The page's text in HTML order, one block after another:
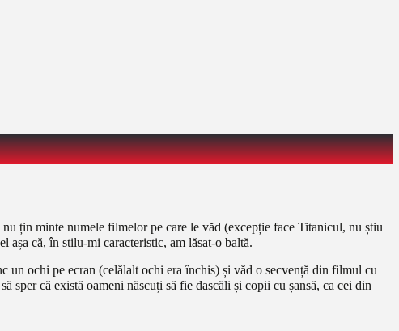
țin minte numele filmelor pe care le văd (excepție face Titanicul, nu știu
așa că, în stilu-mi caracteristic, am lăsat-o baltă.
un ochi pe ecran (celălalt ochi era închis) și văd o secvență din filmul cu
că există oameni născuți să fie dascăli și copii cu șansă, ca cei din